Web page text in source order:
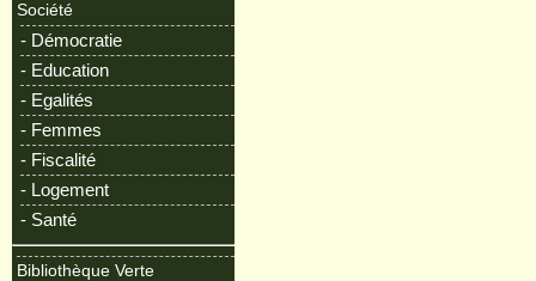
Société
- Démocratie
- Education
- Egalités
- Femmes
- Fiscalité
- Logement
- Santé
Bibliothèque Verte